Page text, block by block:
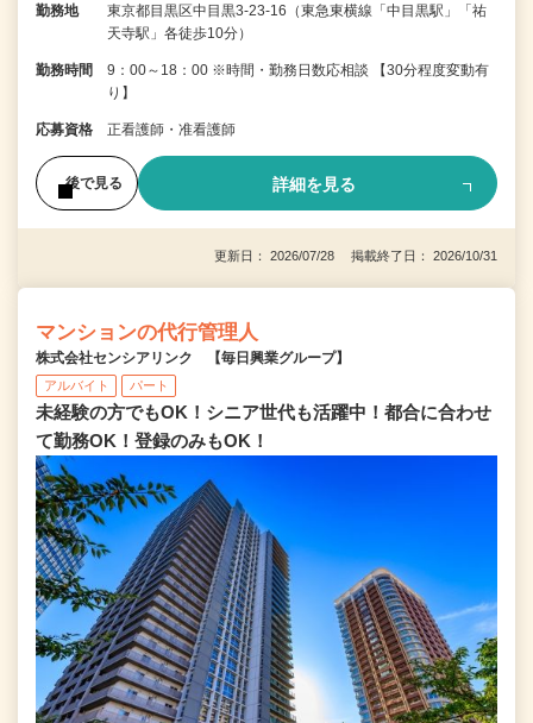
勤務地
東京都目黒区中目黒3-23-16（東急東横線「中目黒駅」「祐
天寺駅」各徒歩10分）
勤務時間
9：00～18：00 ※時間・勤務日数応相談 【30分程度変動有
り】
応募資格 正看護師・准看護師
後で見る 詳細を見る
更新日： 2026/07/28 掲載終了日： 2026/10/31
マンションの代行管理人
株式会社センシアリンク 【毎日興業グループ】
アルバイト パート
未経験の方でもOK！シニア世代も活躍中！都合に合わせ
て勤務OK！登録のみもOK！